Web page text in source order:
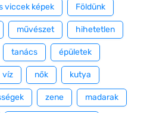
viccek képek Földünk
művészet hihetetlen
tanács épületek
víz nők kutya
zene madarak